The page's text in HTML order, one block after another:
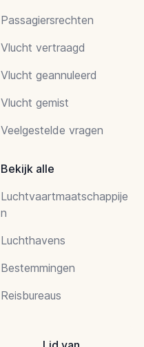
Passagiersrechten
Vlucht vertraagd
Vlucht geannuleerd
Vlucht gemist
Veelgestelde vragen
Bekijk alle
Luchtvaartmaatschappije
n
Luchthavens
Bestemmingen
Reisbureaus